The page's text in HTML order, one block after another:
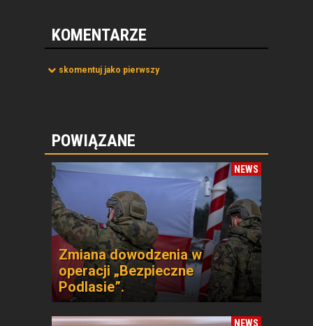
KOMENTARZE
skomentuj jako pierwszy
POWIĄZANE
NEWS
Zmiana dowodzenia w
operacji „Bezpieczne
Podlasie”.
NEWS